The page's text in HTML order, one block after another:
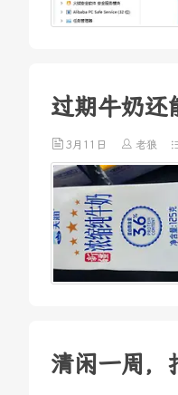
过期牛奶还
3月11日 老狼
清闲一周，